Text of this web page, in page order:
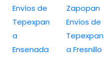
Envíos de
Tepexpan
a
Ensenada
Zapopan
Envíos de
Tepexpan
a Fresnillo